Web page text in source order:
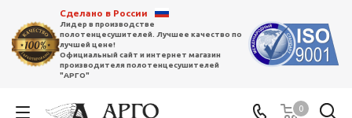
Сделано в России
Лидер в производстве
полотенцесушителей. Лучшее качество по
лучшей цене!
Официальный сайт и интернет магазин
производителя полотенцесушителей
"АРГО"
0